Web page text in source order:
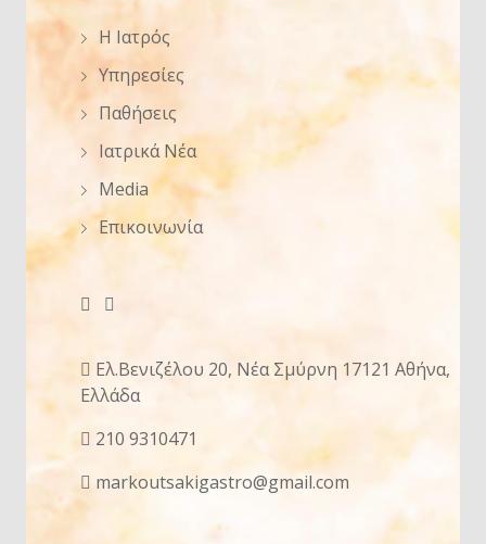
Η Ιατρός
Υπηρεσίες
Παθήσεις
Ιατρικά Νέα
Media
Επικοινωνία
Ελ.Βενιζέλου 20, Νέα Σμύρνη 17121 Αθήνα,
Ελλάδα
210 9310471
markoutsakigastro@gmail.com